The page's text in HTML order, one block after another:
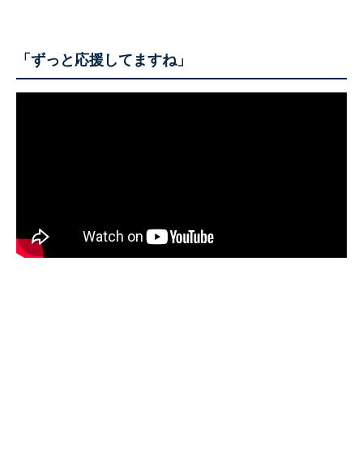
「ずっと応援してますね」